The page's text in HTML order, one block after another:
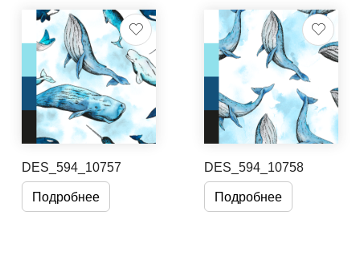
DES_594_10757
Подробнее
DES_594_10758
Подробнее